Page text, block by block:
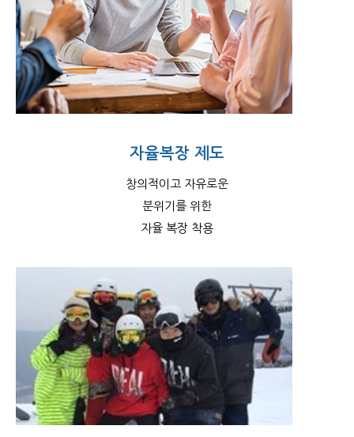
자율복장 제도
창의적이고 자유로운
분위기를 위한
자율 복장 착용